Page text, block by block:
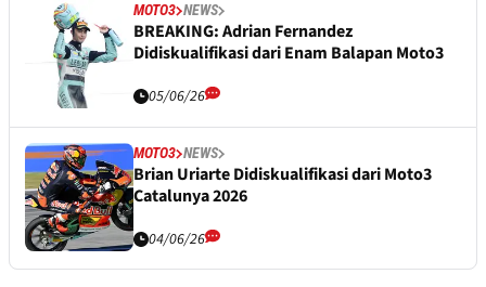
MOTO3 NEWS
BREAKING: Adrian Fernandez
Didiskualifikasi dari Enam Balapan Moto3
05/06/26
MOTO3 NEWS
Brian Uriarte Didiskualifikasi dari Moto3
Catalunya 2026
04/06/26